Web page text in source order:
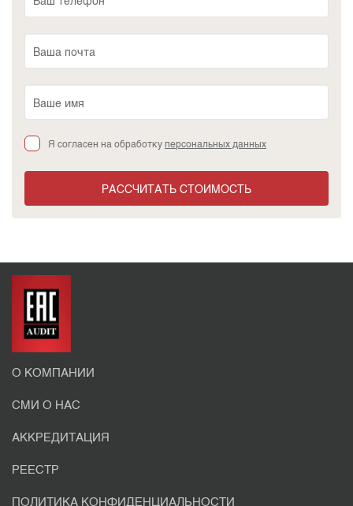
Я согласен на обработкуперсональных данных
РАССЧИТАТЬ СТОИМОСТЬ
О КОМПАНИИ
СМИ О НАС
АККРЕДИТАЦИЯ
РЕЕСТР
ПОЛИТИКА КОНФИДЕНЦИАЛЬНОСТИ